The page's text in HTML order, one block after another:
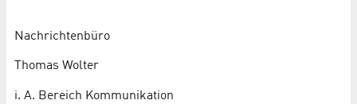
Nachrichtenbüro
Thomas Wolter
i. A. Bereich Kommunikation